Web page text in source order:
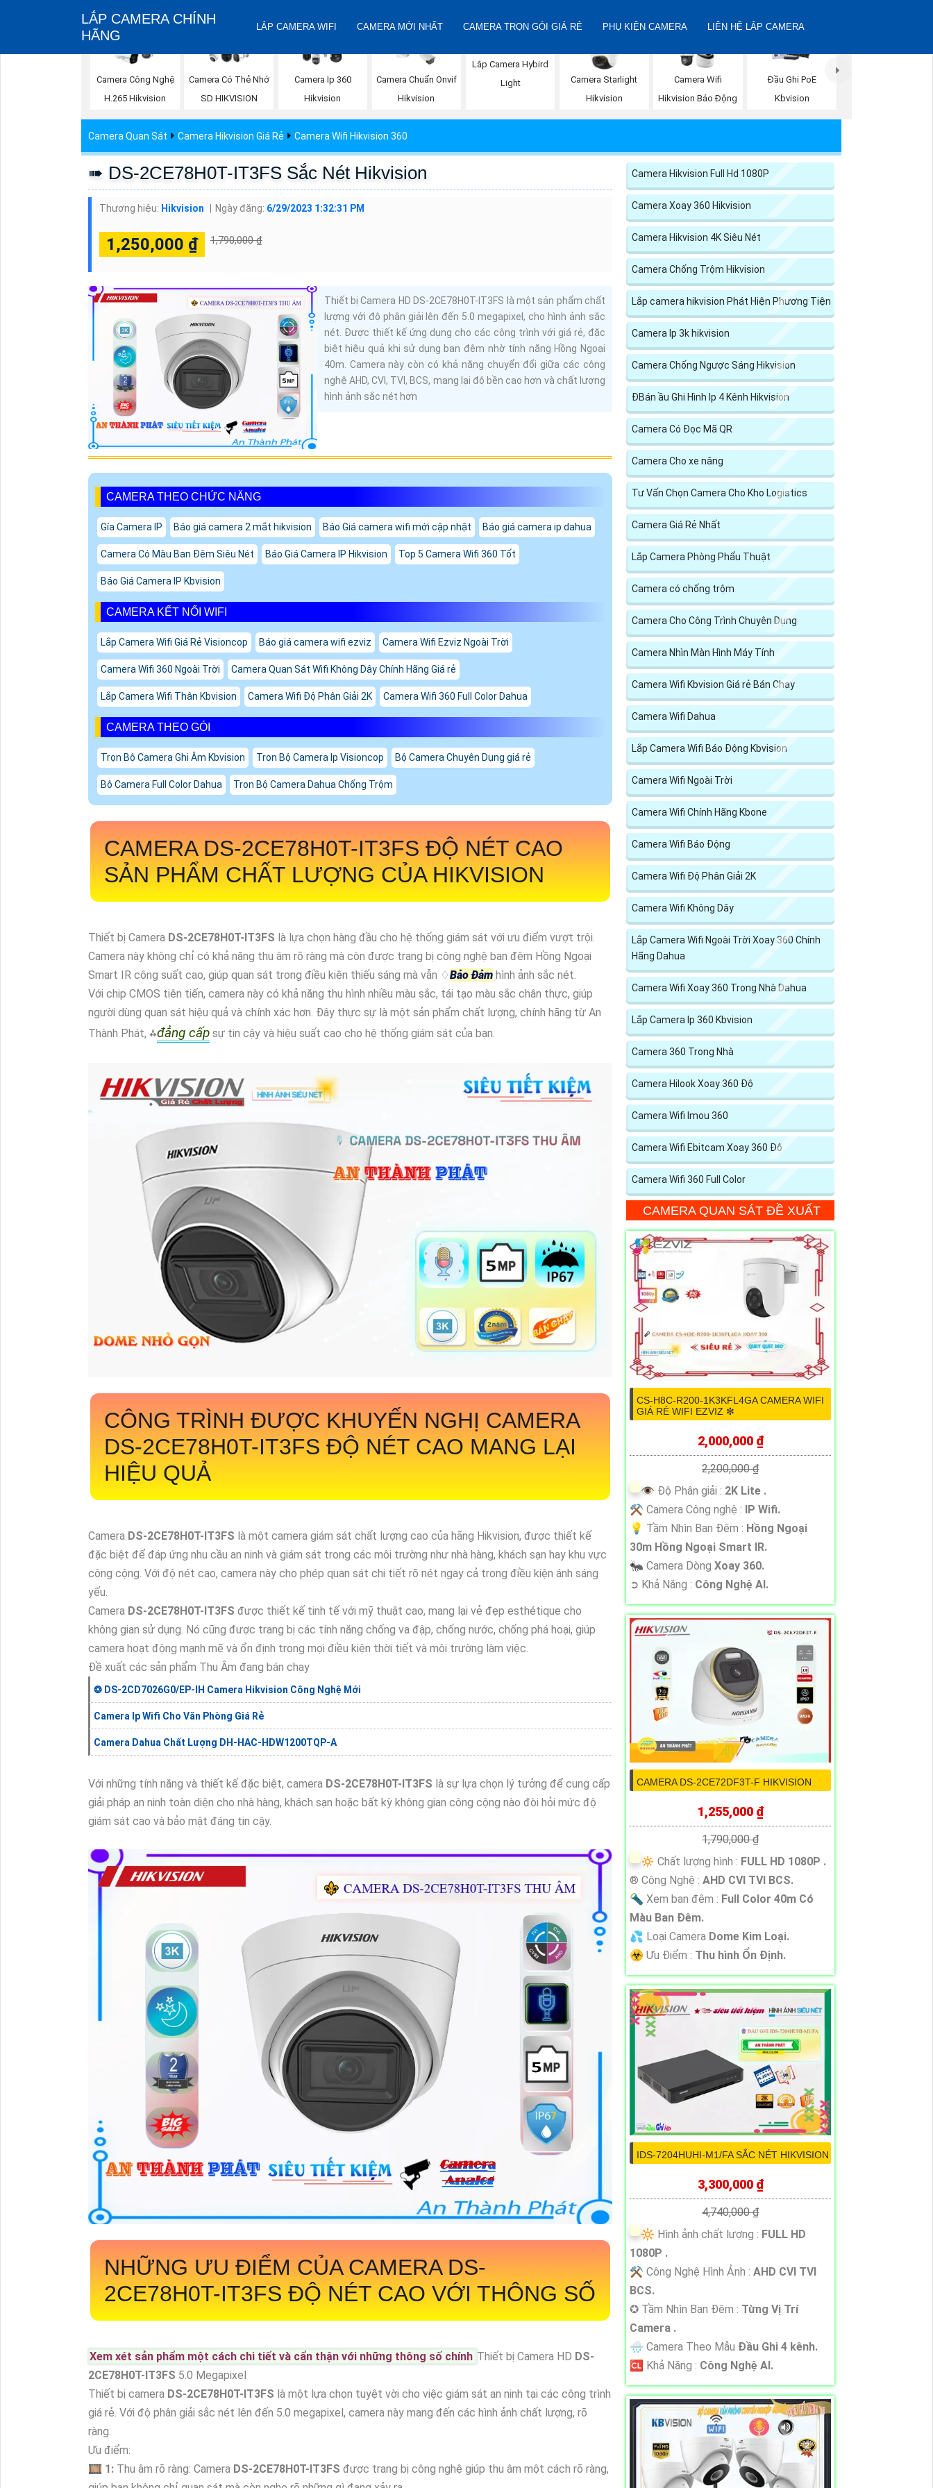
LẮP CAMERA CHÍNH
HÃNG
LẮP CAMERA WIFI CAMERA MỚI NHẤT CAMERA TRỌN GÓI GIÁ RẺ PHỤ KIỆN CAMERA LIÊN HỆ LẮP CAMERA
Camera Công Nghệ
H.265 Hikvision
Camera Có Thẻ Nhớ
SD HIKVISION
Camera Ip 360
Hikvision
Camera Chuẩn Onvif
Hikvision
Lắp Camera Hybird
Light
Camera Starlight
Hikvision
Camera Wifi
Hikvision Báo Động
Đầu Ghi PoE
Kbvision
Camera Quan Sát Camera Hikvision Giá Rẻ Camera Wifi Hikvision 360
➠ DS-2CE78H0T-IT3FS Sắc Nét Hikvision
Thương hiệu: Hikvision Ngày đăng: 6/29/2023 1:32:31 PM
1,250,000 ₫ 1,790,000 ₫
Thiết bị Camera HD DS-2CE78H0T-IT3FS là một sản phẩm chất
lượng với độ phân giải lên đến 5.0 megapixel, cho hình ảnh sắc
nét. Được thiết kế ứng dụng cho các công trình với giá rẻ, đặc
biệt hiệu quả khi sử dụng ban đêm nhờ tính năng Hồng Ngoại
40m. Camera này còn có khả năng chuyển đổi giữa các công
nghệ AHD, CVI, TVI, BCS, mang lại độ bền cao hơn và chất lượng
hình ảnh sắc nét hơn
CAMERA THEO CHỨC NĂNG
Gía Camera IP Báo giá camera 2 mắt hikvision Báo Giá camera wifi mới cập nhật Báo giá camera ip dahua
Camera Có Màu Ban Đêm Siêu Nét Báo Giá Camera IP Hikvision Top 5 Camera Wifi 360 Tốt
Báo Giá Camera IP Kbvision
CAMERA KẾT NỐI WIFI
Lắp Camera Wifi Giá Rẻ Visioncop Báo giá camera wifi ezviz Camera Wifi Ezviz Ngoài Trời
Camera Wifi 360 Ngoài Trời Camera Quan Sát Wifi Không Dây Chính Hãng Giá rẻ
Lắp Camera Wifi Thân Kbvision Camera Wifi Độ Phân Giải 2K Camera Wifi 360 Full Color Dahua
CAMERA THEO GÓI
Trọn Bộ Camera Ghi Âm Kbvision Trọn Bộ Camera Ip Visioncop Bộ Camera Chuyên Dụng giá rẻ
Bộ Camera Full Color Dahua Trọn Bộ Camera Dahua Chống Trộm
CAMERA DS-2CE78H0T-IT3FS ĐỘ NÉT CAO
SẢN PHẨM CHẤT LƯỢNG CỦA HIKVISION
Thiết bị Camera DS-2CE78H0T-IT3FS là lựa chọn hàng đầu cho hệ thống giám sát với ưu điểm vượt trội.
Camera này không chỉ có khả năng thu âm rõ ràng mà còn được trang bị công nghệ ban đêm Hồng Ngoại
Smart IR công suất cao, giúp quan sát trong điều kiện thiếu sáng mà vẫn ♢Bảo Đảm hình ảnh sắc nét.
Với chip CMOS tiên tiến, camera này có khả năng thu hình nhiều màu sắc, tái tạo màu sắc chân thực, giúp
người dùng quan sát hiệu quả và chính xác hơn. Đây thực sự là một sản phẩm chất lượng, chính hãng từ An
Thành Phát, ⁂đẳng cấp sự tin cậy và hiệu suất cao cho hệ thống giám sát của bạn.
CÔNG TRÌNH ĐƯỢC KHUYẾN NGHỊ CAMERA
DS-2CE78H0T-IT3FS ĐỘ NÉT CAO MANG LẠI
HIỆU QUẢ
Camera DS-2CE78H0T-IT3FS là một camera giám sát chất lượng cao của hãng Hikvision, được thiết kế
đặc biệt để đáp ứng nhu cầu an ninh và giám sát trong các môi trường như nhà hàng, khách sạn hay khu vực
công cộng. Với độ nét cao, camera này cho phép quan sát chi tiết rõ nét ngay cả trong điều kiện ánh sáng
yếu.
Camera DS-2CE78H0T-IT3FS được thiết kế tinh tế với mỹ thuật cao, mang lại vẻ đẹp esthétique cho
không gian sử dụng. Nó cũng được trang bị các tính năng chống va đập, chống nước, chống phá hoại, giúp
camera hoạt động mạnh mẽ và ổn định trong mọi điều kiện thời tiết và môi trường làm việc.
Đề xuất các sản phẩm Thu Âm đang bán chạy
❂ DS-2CD7026G0/EP-IH Camera Hikvision Công Nghệ Mới
Camera Ip Wifi Cho Văn Phòng Giá Rẻ
Camera Dahua Chất Lượng DH-HAC-HDW1200TQP-A
Với những tính năng và thiết kế đặc biệt, camera DS-2CE78H0T-IT3FS là sự lựa chọn lý tưởng để cung cấp
giải pháp an ninh toàn diện cho nhà hàng, khách sạn hoặc bất kỳ không gian công cộng nào đòi hỏi mức độ
giám sát cao và bảo mật đáng tin cậy.
NHỮNG ƯU ĐIỂM CỦA CAMERA DS-
2CE78H0T-IT3FS ĐỘ NÉT CAO VỚI THÔNG SỐ
Xem xét sản phẩm một cách chi tiết và cẩn thận với những thông số chính Thiết bị Camera HD DS-
2CE78H0T-IT3FS 5.0 Megapixel
Thiết bị camera DS-2CE78H0T-IT3FS là một lựa chọn tuyệt vời cho việc giám sát an ninh tại các công trình
giá rẻ. Với độ phân giải sắc nét lên đến 5.0 megapixel, camera này mang đến các hình ảnh chất lượng, rõ
ràng.
Ưu điểm:
🎞 1: Thu âm rõ ràng: Camera DS-2CE78H0T-IT3FS được trang bị công nghệ giúp thu âm một cách rõ ràng,
Camera Hikvision Full Hd 1080P
Camera Xoay 360 Hikvision
Camera Hikvision 4K Siêu Nét
Camera Chống Trộm Hikvision
Lắp camera hikvision Phát Hiện Phương Tiện
Camera Ip 3k hikvision
Camera Chống Ngược Sáng Hikvision
ĐBán ầu Ghi Hình Ip 4 Kênh Hikvision
Camera Có Đọc Mã QR
Camera Cho xe nâng
Tư Vấn Chọn Camera Cho Kho Logistics
Camera Giá Rẻ Nhất
Lắp Camera Phòng Phẩu Thuật
Camera có chống trộm
Camera Cho Công Trình Chuyên Dụng
Camera Nhìn Màn Hình Máy Tính
Camera Wifi Kbvision Giá rẻ Bán Chạy
Camera Wifi Dahua
Lắp Camera Wifi Báo Động Kbvision
Camera Wifi Ngoài Trời
Camera Wifi Chính Hãng Kbone
Camera Wifi Báo Động
Camera Wifi Độ Phân Giải 2K
Camera Wifi Không Dây
Lắp Camera Wifi Ngoài Trời Xoay 360 Chính
Hãng Dahua
Camera Wifi Xoay 360 Trong Nhà Dahua
Lắp Camera Ip 360 Kbvision
Camera 360 Trong Nhà
Camera Hilook Xoay 360 Độ
Camera Wifi Imou 360
Camera Wifi Ebitcam Xoay 360 Độ
Camera Wifi 360 Full Color
CAMERA QUAN SÁT ĐỀ XUẤT
CS-H8C-R200-1K3KFL4GA CAMERA WIFI
GIÁ RẺ WIFI EZVIZ ❇
2,000,000 ₫
2,200,000 ₫
👁 Độ Phân giải : 2K Lite .
⚒ Camera Công nghệ : IP Wifi.
💡 Tầm Nhìn Ban Đêm : Hồng Ngoại
30m Hồng Ngoại Smart IR.
🐜 Camera Dòng Xoay 360.
️➲ Khả Năng : Công Nghệ AI.
CAMERA DS-2CE72DF3T-F HIKVISION
1,255,000 ₫
1,790,000 ₫
🔅 Chất lượng hình : FULL HD 1080P .
®️ Công Nghệ : AHD CVI TVI BCS.
🔦 Xem ban đêm : Full Color 40m Có
Màu Ban Đêm.
💦 Loại Camera Dome Kim Loại.
️☣️ Ưu Điểm : Thu hình Ổn Định.
IDS-7204HUHI-M1/FA SẮC NÉT HIKVISION
3,300,000 ₫
4,740,000 ₫
🔆 Hình ảnh chất lượng : FULL HD
1080P .
⚒ Công Nghệ Hình Ảnh : AHD CVI TVI
BCS.
✪ Tầm Nhìn Ban Đêm : Từng Vị Trí
Camera .
🌧️ Camera Theo Mẫu Đầu Ghi 4 kênh.
️🆑 Khả Năng : Công Nghệ AI.